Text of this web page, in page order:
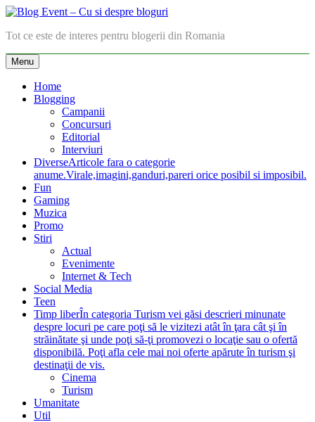
Skip
content
Blog Event – Cu si despre bloguri
Tot ce este de interes pentru blogerii din Romania
Menu
Home
Blogging
Campanii
Concursuri
Editorial
Interviuri
DiverseArticole fara o categorie
anume.Virale,imagini,ganduri,pareri orice posibil si imposibil.
Fun
Gaming
Muzica
Promo
Stiri
Actual
Evenimente
Internet & Tech
Social Media
Teen
Timp liberÎn categoria Turism vei găsi descrieri minunate
despre locuri pe care poţi să le vizitezi atât în ţara cât şi în
străinătate şi unde poţi să-ţi promovezi o locaţie sau o ofertă
disponibilă. Poţi afla cele mai noi oferte apărute în turism şi
destinaţii de vis.
Cinema
Turism
Umanitate
Util